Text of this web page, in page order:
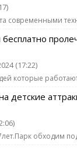
современными
(17:22)
которые
детские
обходим